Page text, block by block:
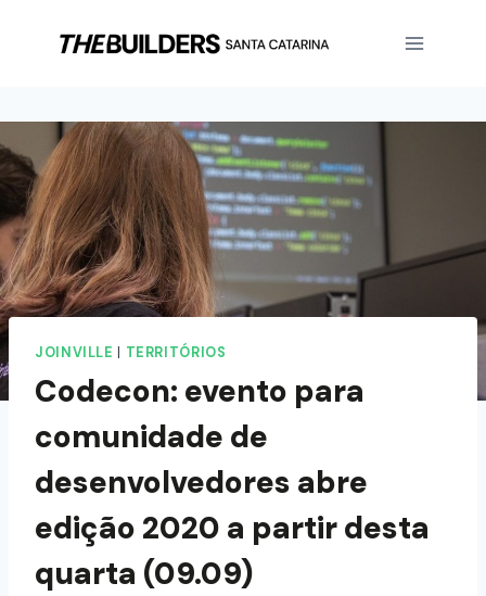
JOINVILLE TERRITÓRIOS
Codecon: evento para
comunidade de
desenvolvedores abre
edição 2020 a partir desta
quarta (09.09)